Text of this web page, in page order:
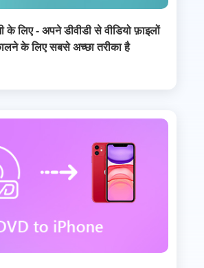
के लिए - अपने डीवीडी से वीडियो फ़ाइलों
के लिए सबसे अच्छा तरीका है